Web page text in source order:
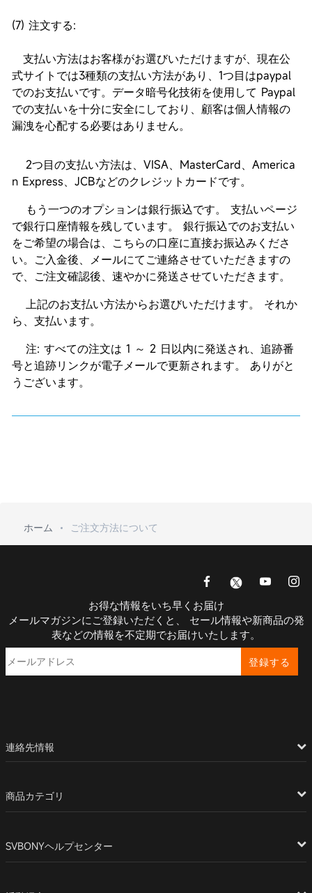
(7) 注文する:
支払い方法はお客様がお選びいただけますが、現在公
式サイトでは3種類の支払い方法があり、1つ目はpaypal
でのお支払いです。データ暗号化技術を使用して Paypal
での支払いを十分に安全にしており、顧客は個人情報の
漏洩を心配する必要はありません。
2つ目の支払い方法は、VISA、MasterCard、America
n Express、JCBなどのクレジットカードです。
もう一つのオプションは銀行振込です。 支払いページ
で銀行口座情報を残しています。 銀行振込でのお支払い
をご希望の場合は、こちらの口座に直接お振込みくださ
い。ご入金後、メールにてご連絡させていただきますの
で、ご注文確認後、速やかに発送させていただきます。
上記のお支払い方法からお選びいただけます。 それか
ら、支払います。
注: すべての注文は 1 ～ 2 日以内に発送され、追跡番
号と追跡リンクが電子メールで更新されます。 ありがと
うございます。
ホーム ご注文方法について
お得な情報をいち早くお届け
メールマガジンにご登録いただくと、 セール情報や新商品の発
表などの情報を不定期でお届けいたします。
登録する
連絡先情報
商品カテゴリ
SVBONYヘルプセンター